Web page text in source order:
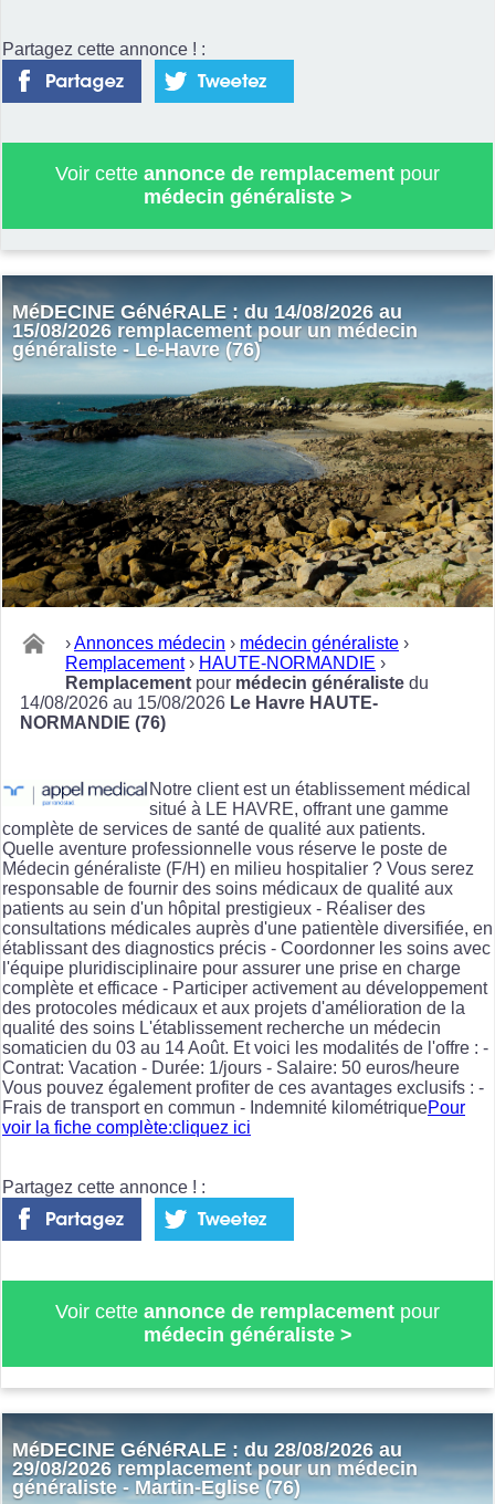
Partagez cette annonce ! :
Voir cette annonce de remplacement pour
médecin généraliste>
MéDECINE GéNéRALE : du 14/08/2026 au
15/08/2026 remplacement pour un médecin
généraliste - Le-Havre (76)
›Annonces médecin › médecin généraliste ›
Remplacement › HAUTE-NORMANDIE ›
Remplacement pour médecin généraliste du
14/08/2026 au 15/08/2026 Le Havre HAUTE-
NORMANDIE (76)
Notre client est un établissement médical
situé à LE HAVRE, offrant une gamme
complète de services de santé de qualité aux patients.
Quelle aventure professionnelle vous réserve le poste de
Médecin généraliste (F/H) en milieu hospitalier ? Vous serez
responsable de fournir des soins médicaux de qualité aux
patients au sein d'un hôpital prestigieux - Réaliser des
consultations médicales auprès d'une patientèle diversifiée, en
établissant des diagnostics précis - Coordonner les soins avec
l'équipe pluridisciplinaire pour assurer une prise en charge
complète et efficace - Participer activement au développement
des protocoles médicaux et aux projets d'amélioration de la
qualité des soins L'établissement recherche un médecin
somaticien du 03 au 14 Août. Et voici les modalités de l'offre : -
Contrat: Vacation - Durée: 1/jours - Salaire: 50 euros/heure
Vous pouvez également profiter de ces avantages exclusifs : -
Frais de transport en commun - Indemnité kilométriquePour
voir la fiche complète:cliquez ici
Partagez cette annonce ! :
Voir cette annonce de remplacement pour
médecin généraliste>
MéDECINE GéNéRALE : du 28/08/2026 au
29/08/2026 remplacement pour un médecin
généraliste - Martin-Eglise (76)